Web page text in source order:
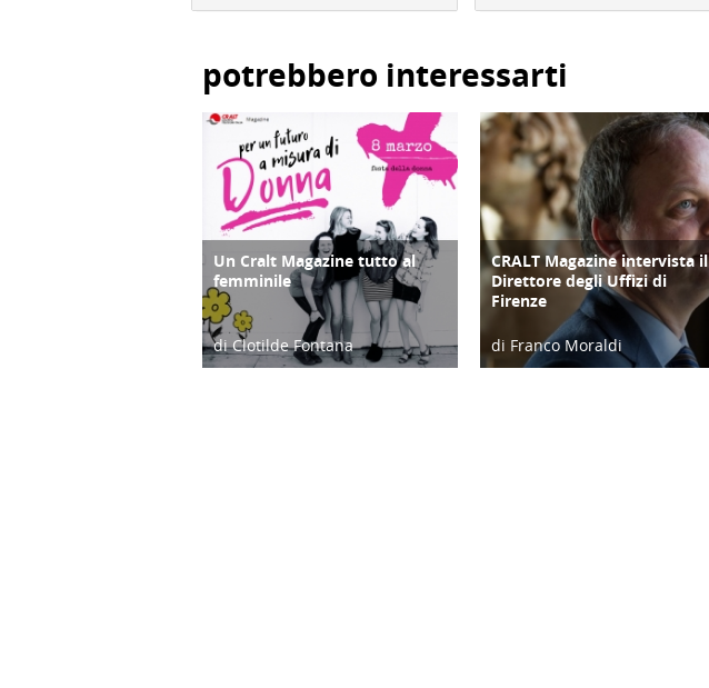
potrebbero interessarti
COPERTINA
Un Cralt Magazine tutto al
femminile
di Clotilde Fontana
COPERTINA
CRALT Magazine intervista il
Direttore degli Uffizi di
Firenze
di Franco Moraldi